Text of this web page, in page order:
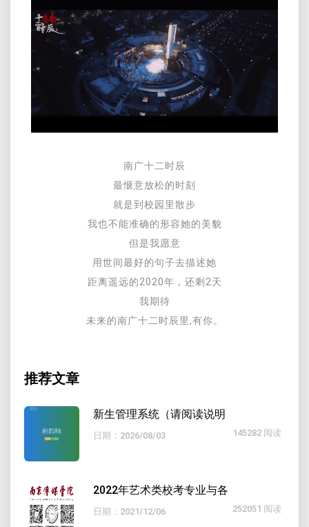
南广十二时辰
最惬意放松的时刻
就是到校园里散步
我也不能准确的形容她的美貌
但是我愿意
用世间最好的句子去描述她
距离遥远的2020年，还剩2天
我期待
未来的南广十二时辰里,有你。
推荐文章
新生管理系统（请阅读说明
日期：2026/08/03 145282 阅读
2022年艺术类校考专业与各
日期：2021/12/06 252051 阅读